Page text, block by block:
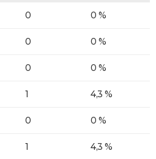
0 0 %
0 0 %
0 0 %
1 4,3 %
0 0 %
1 4,3 %